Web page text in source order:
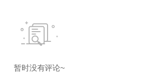
暂时没有评论~